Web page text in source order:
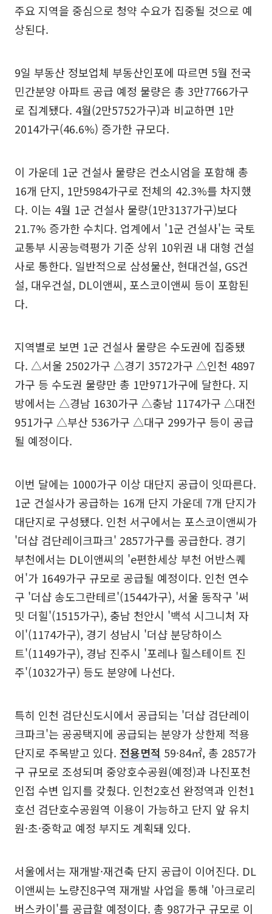
주요 지역을 중심으로 청약 수요가 집중될 것으로 예
상된다.
9일 부동산 정보업체 부동산인포에 따르면 5월 전국
민간분양 아파트 공급 예정 물량은 총 3만7766가구
로 집계됐다. 4월(2만5752가구)과 비교하면 1만
2014가구(46.6%) 증가한 규모다.
이 가운데 1군 건설사 물량은 컨소시엄을 포함해 총
16개 단지, 1만5984가구로 전체의 42.3%를 차지했
다. 이는 4월 1군 건설사 물량(1만3137가구)보다
21.7% 증가한 수치다. 업계에서 '1군 건설사'는 국토
교통부 시공능력평가 기준 상위 10위권 내 대형 건설
사로 통한다. 일반적으로 삼성물산, 현대건설, GS건
설, 대우건설, DL이앤씨, 포스코이앤씨 등이 포함된
다.
지역별로 보면 1군 건설사 물량은 수도권에 집중됐
다. △서울 2502가구 △경기 3572가구 △인천 4897
가구 등 수도권 물량만 총 1만971가구에 달한다. 지
방에서는 △경남 1630가구 △충남 1174가구 △대전
951가구 △부산 536가구 △대구 299가구 등이 공급
될 예정이다.
이번 달에는 1000가구 이상 대단지 공급이 잇따른다.
1군 건설사가 공급하는 16개 단지 가운데 7개 단지가
대단지로 구성됐다. 인천 서구에서는 포스코이앤씨가
'더샵 검단레이크파크' 2857가구를 공급한다. 경기
부천에서는 DL이앤씨의 'e편한세상 부천 어반스퀘
어'가 1649가구 규모로 공급될 예정이다. 인천 연수
구 '더샵 송도그란테르'(1544가구), 서울 동작구 '써
밋 더힐'(1515가구), 충남 천안시 '백석 시그니처 자
이'(1174가구), 경기 성남시 '더샵 분당하이스
트'(1149가구), 경남 진주시 '포레나 힐스테이트 진
주'(1032가구) 등도 분양에 나선다.
특히 인천 검단신도시에서 공급되는 '더샵 검단레이
크파크'는 공공택지에 공급되는 분양가 상한제 적용
단지로 주목받고 있다. 전용면적 59·84㎡, 총 2857가
구 규모로 조성되며 중앙호수공원(예정)과 나진포천
인접 수변 입지를 갖췄다. 인천2호선 완정역과 인천1
호선 검단호수공원역 이용이 가능하고 단지 앞 유치
원·초·중학교 예정 부지도 계획돼 있다.
서울에서는 재개발·재건축 단지 공급이 이어진다. DL
이앤씨는 노량진8구역 재개발 사업을 통해 '아크로리
버스카이'를 공급할 예정이다. 총 987가구 규모로 이